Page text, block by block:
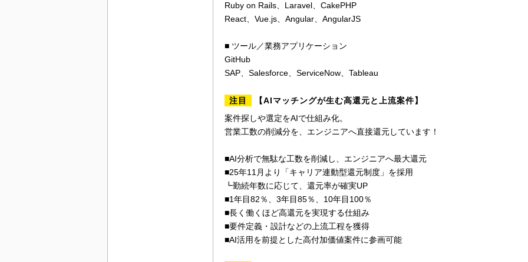
Ruby on Rails、Laravel、CakePHP
React、Vue.js、Angular、AngularJS
■ ツール／業務アプリケーション
GitHub
SAP、Salesforce、ServiceNow、Tableau
注目
【AIマッチングが生む高還元と上流案件】
案件探しや選定をAIで仕組み化。
営業工数の削減分を、エンジニアへ直接還元しています！
■AI分析で無駄な工数を削減し、エンジニアへ最大還元
■25年11月より「キャリア連動型還元制度」を採用
┗勤続年数に応じて、還元率が確実UP
■1年目82％、3年目85％、10年目100％
■長く働くほど高還元を実現する仕組み
■要件定義・設計などの上流工程を獲得
■AI活用を前提とした高付加価値案件に参画可能